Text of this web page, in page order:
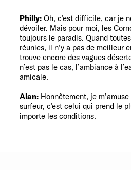
Philly: Oh, c’est difficile, car je
dévoiler. Mais pour moi, les
toujours le paradis. Quand
réunies, il n’y a pas de meilleur
trouve encore des vagues
n’est pas le cas, l’ambiance à
amicale.
Alan: Honnêtement, je
surfeur, c’est celui qui prend le
importe les conditions.